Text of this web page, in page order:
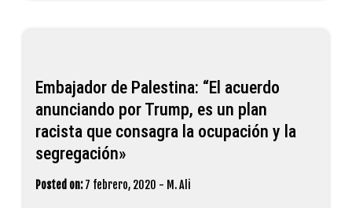
Embajador de Palestina: “El acuerdo
anunciando por Trump, es un plan
racista que consagra la ocupación y la
segregación»
Posted on: 7 febrero, 2020 - M. Ali